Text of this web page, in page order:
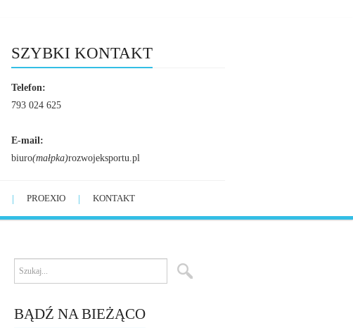
SZYBKI KONTAKT
Telefon:
793 024 625
E-mail:
biuro(małpka)rozwojeksportu.pl
PROEXIO KONTAKT
BĄDŹ NA BIEŻĄCO